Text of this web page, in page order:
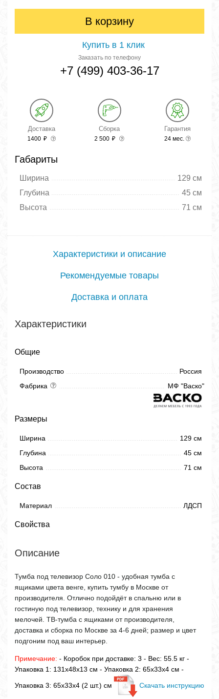
В корзину
Купить в 1 клик
Заказать по телефону
+7 (499) 403-36-17
Доставка
1400 ₽
Сборка
2 500 ₽
Гарантия
24 мес.
Габариты
Ширина
129 см
Глубина
45 см
Высота
71 см
Характеристики и описание
Рекомендуемые товары
Доставка и оплата
Характеристики
Общие
Производство
Россия
Фабрика
МФ "Васко"
Размеры
Ширина
129 см
Глубина
45 см
Высота
71 см
Состав
Материал ЛДСП
Свойства
Описание
Тумба под телевизор Соло 010 - удобная тумба с
ящиками цвета венге, купить тумбу в Москве от
производителя. Отлично подойдёт в спальню или в
гостиную под телевизор, технику и для хранения
мелочей. ТВ-тумба с ящиками от производителя,
доставка и сборка по Москве за 4-6 дней; размер и цвет
подгоним под ваш интерьер.
Примечание: - Коробок при доставке: 3 - Вес: 55.5 кг -
Упаковка 1: 131x48x13 см - Упаковка 2: 65x33x4 см -
Упаковка 3: 65x33x4 (2 шт.) см Скачать инструкцию